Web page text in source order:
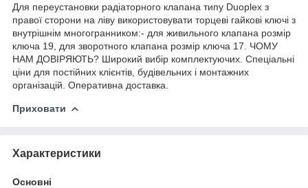
Для переустановки радіаторного клапана типу Duoplex з
правої сторони на ліву використовувати торцеві гайкові ключі з
внутрішнім многогранником:- для живильного клапана розмір
ключа 19, для зворотного клапана розмір ключа 17. ЧОМУ
НАМ ДОВІРЯЮТЬ? Широкий вибір комплектуючих. Спеціальні
ціни для постійних клієнтів, будівельних і монтажних
організацій. Оперативна доставка.
Приховати
Характеристики
Основні